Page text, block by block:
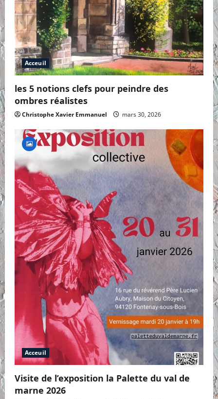
Acceuil
les 5 notions clefs pour peindre des
ombres réalistes
Christophe Xavier Emmanuel mars 30, 2026
Acceuil
Visite de l’exposition la Palette du val de
marne 2026